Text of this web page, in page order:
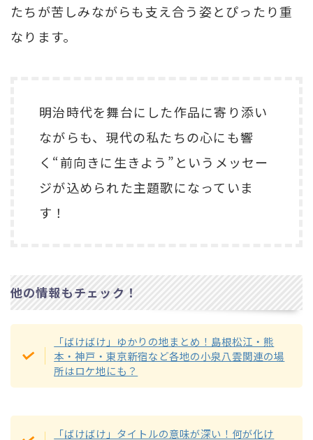
たちが苦しみながらも支え合う姿とぴったり重
なります。
明治時代を舞台にした作品に寄り添い
ながらも、現代の私たちの心にも響
く“前向きに生きよう”というメッセー
ジが込められた主題歌になっていま
す！
他の情報もチェック！
「ばけばけ」ゆかりの地まとめ！島根松江・熊
本・神戸・東京新宿など各地の小泉八雲関連の場
所はロケ地にも？
「ばけばけ」タイトルの意味が深い！何が化け